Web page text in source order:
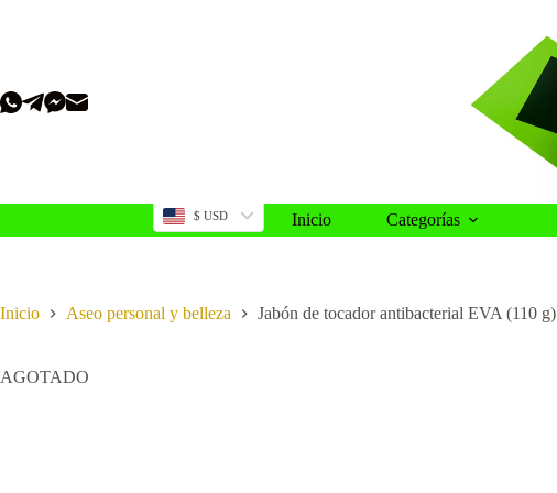
$ USD Inicio Categorías
Inicio Aseo personal y belleza Jabón de tocador antibacterial EVA (110 g)
AGOTADO